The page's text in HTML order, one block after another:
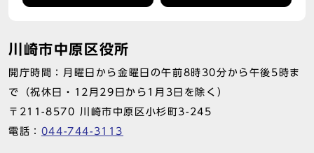
川崎市中原区役所
開庁時間：月曜日から金曜日の午前8時30分から午後5時ま
で（祝休日・12月29日から1月3日を除く）
〒211-8570 川崎市中原区小杉町3-245
電話： 044-744-3113